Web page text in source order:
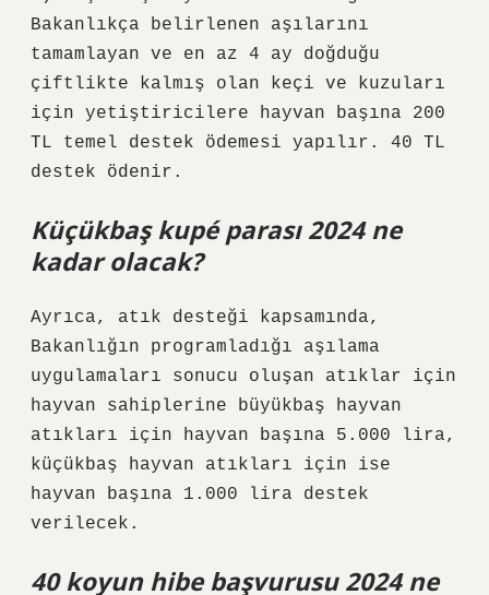
Bakanlıkça belirlenen aşılarını
tamamlayan ve en az 4 ay doğduğu
çiftlikte kalmış olan keçi ve kuzuları
için yetiştiricilere hayvan başına 200
TL temel destek ödemesi yapılır. 40 TL
destek ödenir.
Küçükbaş kupé parası 2024 ne
kadar olacak?
Ayrıca, atık desteği kapsamında,
Bakanlığın programladığı aşılama
uygulamaları sonucu oluşan atıklar için
hayvan sahiplerine büyükbaş hayvan
atıkları için hayvan başına 5.000 lira,
küçükbaş hayvan atıkları için ise
hayvan başına 1.000 lira destek
verilecek.
40 koyun hibe başvurusu 2024 ne